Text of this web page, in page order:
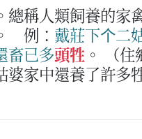
總稱人類飼養的家
例： 戴莊下个二
畜已多頭牲 。
（
婆家中還養了許多